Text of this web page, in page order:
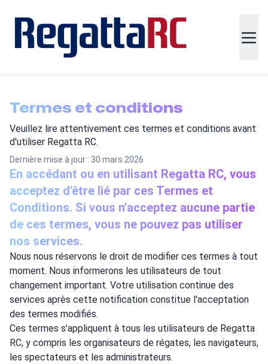
Termes et conditions
Veuillez lire attentivement ces termes et conditions avant
d'utiliser Regatta RC.
Dernière mise à jour : 30 mars 2026
En accédant ou en utilisant Regatta RC, vous
acceptez d'être lié par ces Termes et
Conditions. Si vous n'acceptez aucune partie
de ces termes, vous ne pouvez pas utiliser
nos services.
Nous nous réservons le droit de modifier ces termes à tout
moment. Nous informerons les utilisateurs de tout
changement important. Votre utilisation continue des
services après cette notification constitue l'acceptation
des termes modifiés.
Ces termes s'appliquent à tous les utilisateurs de Regatta
RC, y compris les organisateurs de régates, les navigateurs,
les spectateurs et les administrateurs.